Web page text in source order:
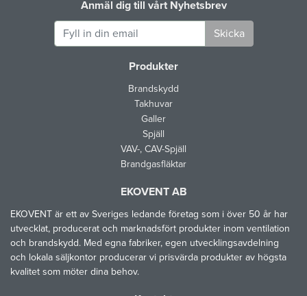
Anmäl dig till vårt Nyhetsbrev
Skicka
Produkter
Brandskydd
Takhuvar
Galler
Spjäll
VAV-, CAV-Spjäll
Brandgasfläktar
EKOVENT AB
EKOVENT är ett av Sveriges ledande företag som i över 50 år har
utvecklat, producerat och marknadsfört produkter inom ventilation
och brandskydd. Med egna fabriker, egen utvecklingsavdelning
och lokala säljkontor producerar vi prisvärda produkter av högsta
kvalitet som möter dina behov.